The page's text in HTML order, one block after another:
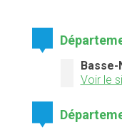
Voir le